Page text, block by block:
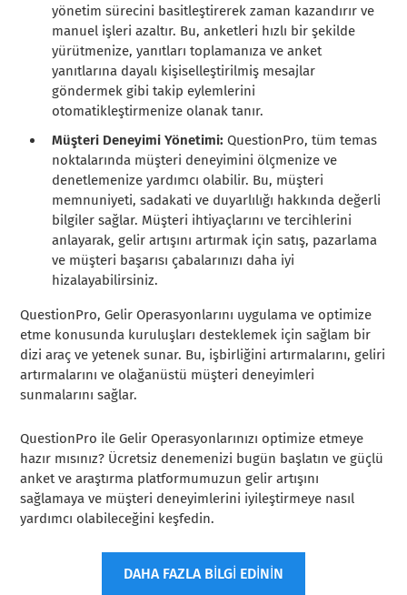
yönetim sürecini basitleştirerek zaman kazandırır ve
manuel işleri azaltır. Bu, anketleri hızlı bir şekilde
yürütmenize, yanıtları toplamanıza ve anket
yanıtlarına dayalı kişiselleştirilmiş mesajlar
göndermek gibi takip eylemlerini
otomatikleştirmenize olanak tanır.
Müşteri Deneyimi Yönetimi:QuestionPro, tüm temas
noktalarında müşteri deneyimini ölçmenize ve
denetlemenize yardımcı olabilir. Bu, müşteri
memnuniyeti, sadakati ve duyarlılığı hakkında değerli
bilgiler sağlar. Müşteri ihtiyaçlarını ve tercihlerini
anlayarak, gelir artışını artırmak için satış, pazarlama
ve müşteri başarısı çabalarınızı daha iyi
hizalayabilirsiniz.
QuestionPro, Gelir Operasyonlarını uygulama ve optimize
etme konusunda kuruluşları desteklemek için sağlam bir
dizi araç ve yetenek sunar. Bu, işbirliğini artırmalarını, geliri
artırmalarını ve olağanüstü müşteri deneyimleri
sunmalarını sağlar.
QuestionPro ile Gelir Operasyonlarınızı optimize etmeye
hazır mısınız? Ücretsiz denemenizi bugün başlatın ve güçlü
anket ve araştırma platformumuzun gelir artışını
sağlamaya ve müşteri deneyimlerini iyileştirmeye nasıl
yardımcı olabileceğini keşfedin.
DAHA FAZLA BİLGİ EDİNİN